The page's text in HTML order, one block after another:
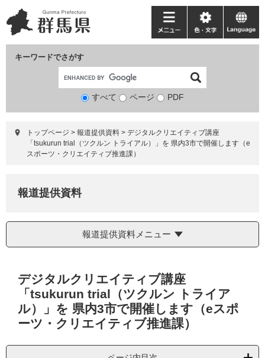
ー
ジ
ニ
ュ
て
キーワードでさがす
検
象
すべて ページ PDF
メ
ニ
ー
色・
文
language
トップページ > 報道提供資料 > デジタルクリエイティブ講座
「tsukurun trial（ツクルン トライアル）」を 県内3市で開催します（e
スポーツ・クリエイティブ推進課）
報道提供資料
報道提供資料メニュー
デジタルクリエイティブ講座
「tsukurun trial（ツクルン トライア
ル）」を 県内3市で開催します（eスポ
ーツ・クリエイティブ推進課）